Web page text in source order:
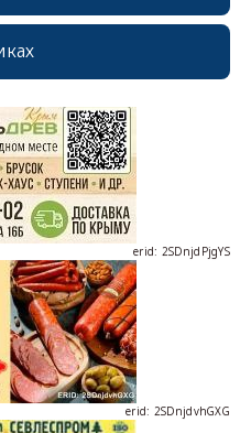
erid: 2SDnjcrDNw6
erid: 2SDnjdPjgYS
erid: 2SDnjdvhGXG